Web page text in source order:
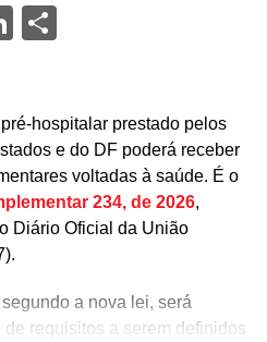
LinkedIn
Share
hospitalar prestado pelos
e do DF poderá receber
voltadas à saúde. É o
234, de 2026,
Diário Oficial da União
a nova lei, será
requisitos a serem definidos